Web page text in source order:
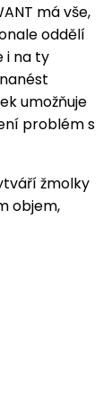
má vše,
oddělí
i na ty
umožňuje
problém s
žmolky
objem,